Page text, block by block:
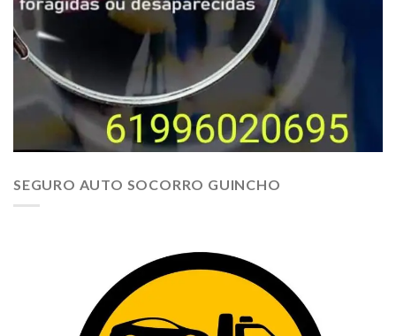
SEGURO AUTO SOCORRO GUINCHO